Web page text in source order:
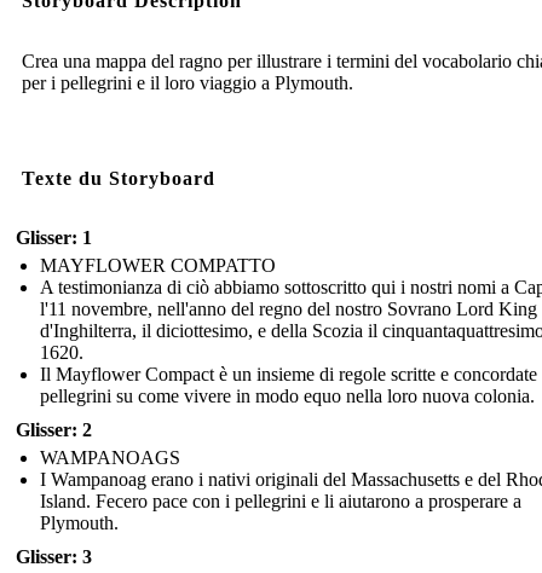
Crea una mappa del ragno per illustrare i termini del vocabolario
per i pellegrini e il loro viaggio a Plymouth.
Texte du Storyboard
Glisser: 1
MAYFLOWER COMPATTO
A testimonianza di ciò abbiamo sottoscritto qui i nostri nomi a
l'11 novembre, nell'anno del regno del nostro Sovrano Lord King
d'Inghilterra, il diciottesimo, e della Scozia il
1620.
Il Mayflower Compact è un insieme di regole scritte e concordate
pellegrini su come vivere in modo equo nella loro nuova colonia.
Glisser: 2
WAMPANOAGS
I Wampanoag erano i nativi originali del Massachusetts e del
Island. Fecero pace con i pellegrini e li aiutarono a prosperare a
Plymouth.
Glisser: 3